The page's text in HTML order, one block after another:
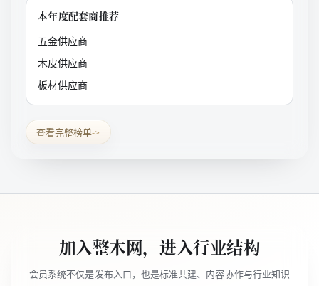
本年度配套商推荐
五金供应商
木皮供应商
板材供应商
查看完整榜单->
加入整木网，进入行业结构
会员系统不仅是发布入口，也是标准共建、内容协作与行业知识